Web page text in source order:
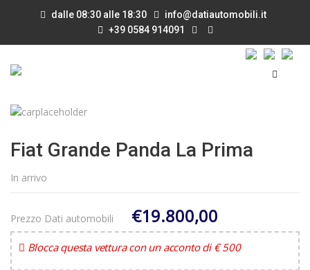
dalle 08:30 alle 18:30
info@datiautomobili.it
+39 0584 914091
Fiat Grande Panda La Prima
In arrivo
Prezzo Dati automobili €19.800,00
Blocca questa vettura con un acconto di € 500